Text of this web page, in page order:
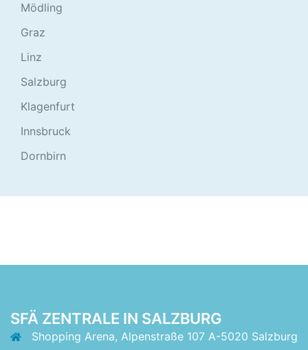
Mödling
Graz
Linz
Salzburg
Klagenfurt
Innsbruck
Dornbirn
SFÄ ZENTRALE IN SALZBURG
Shopping Arena, Alpenstraße 107 A-5020 Salzburg